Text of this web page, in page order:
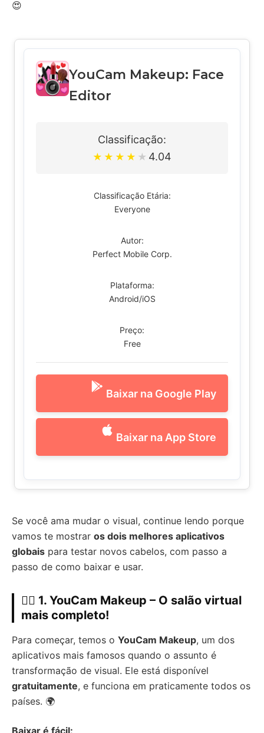
😍
YouCam Makeup: Face
Editor
Classificação:
★ ★ ★ ★ ★ 4.04
Classificação Etária:
Everyone
Autor:
Perfect Mobile Corp.
Plataforma:
Android/iOS
Preço:
Free
Baixar na Google Play
Baixar na App Store
Se você ama mudar o visual, continue lendo porque
vamos te mostrar os dois melhores aplicativos
globais para testar novos cabelos, com passo a
passo de como baixar e usar.
💇‍♀️ 1. YouCam Makeup – O salão virtual
mais completo!
Para começar, temos o YouCam Makeup, um dos
aplicativos mais famosos quando o assunto é
transformação de visual. Ele está disponível
gratuitamente, e funciona em praticamente todos os
países. 🌍
Baixar é fácil: